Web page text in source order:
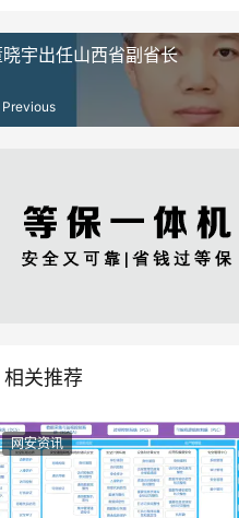
晓宇出任山西省副省长
Previous
相关推荐
网安资讯